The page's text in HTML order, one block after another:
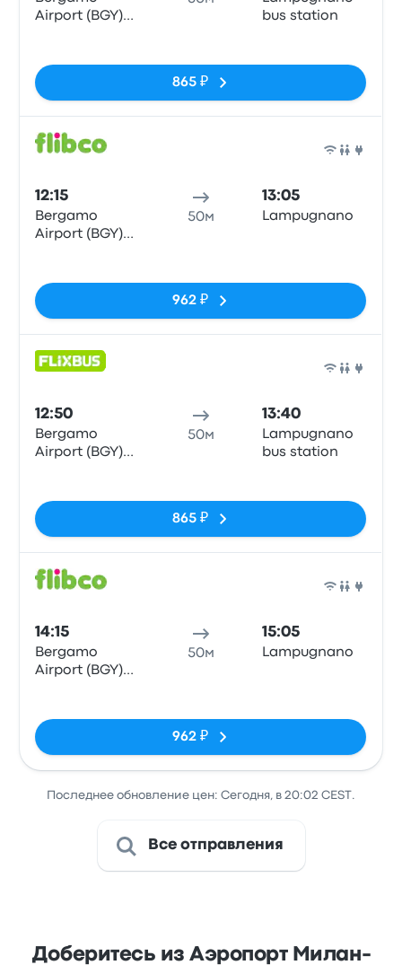
Airport (BGY)
bus station
865 ₽
12:15
Bergamo
Airport (BGY)
50м
13:05
Lampugnano
962 ₽
12:50
Bergamo
Airport (BGY)
50м
13:40
Lampugnano
bus station
865 ₽
14:15
Bergamo
Airport (BGY)
50м
15:05
Lampugnano
962 ₽
Последнее обновление цен: Сегодня, в 20:02 CEST.
Все отправления
Доберитесь из Аэропорт Милан-